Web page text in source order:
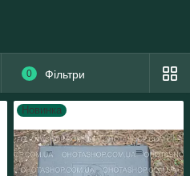
0 Фільтри
Новинка